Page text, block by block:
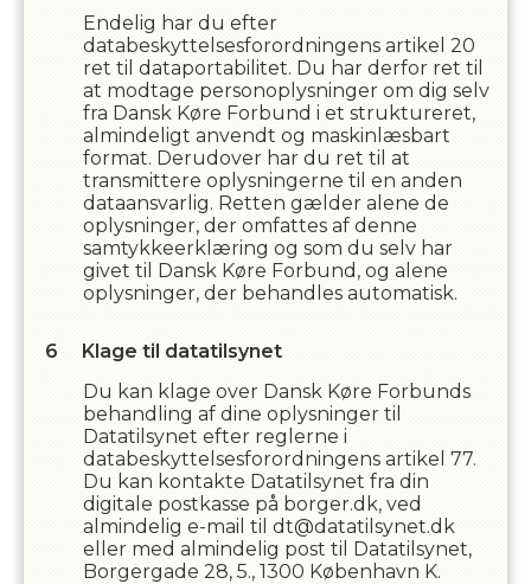
Endelig har du efter
databeskyttelsesforordningens artikel 20
ret til dataportabilitet. Du har derfor ret til
at modtage personoplysninger om dig selv
fra Dansk Køre Forbund i et struktureret,
almindeligt anvendt og maskinlæsbart
format. Derudover har du ret til at
transmittere oplysningerne til en anden
dataansvarlig. Retten gælder alene de
oplysninger, der omfattes af denne
samtykkeerklæring og som du selv har
givet til Dansk Køre Forbund , og alene
oplysninger, der behandles automatisk.
Klage til datatilsynet
Du kan klage over Dansk Køre Forbunds
behandling af dine oplysninger til
Datatilsynet efter reglerne i
databeskyttelsesforordningens artikel 77.
Du kan kontakte Datatilsynet fra din
digitale postkasse på borger.dk, ved
almindelig e-mail til dt@datatilsynet.dk
eller med almindelig post til Datatilsynet,
Borgergade 28, 5., 1300 København K.